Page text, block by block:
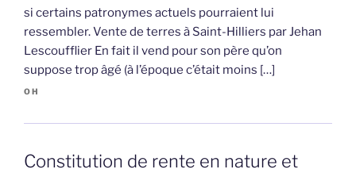
si certains patronymes actuels pourraient lui
ressembler. Vente de terres à Saint-Hilliers par Jehan
Lescoufflier En fait il vend pour son père qu’on
suppose trop âgé (à l’époque c’était moins […]
OH
Constitution de rente en nature et